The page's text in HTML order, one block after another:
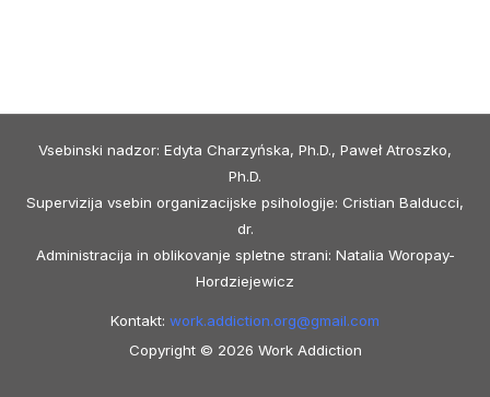
Vsebinski nadzor: Edyta Charzyńska, Ph.D., Paweł Atroszko,
Ph.D.
Supervizija vsebin organizacijske psihologije: Cristian Balducci,
dr.
Administracija in oblikovanje spletne strani: Natalia Woropay-
Hordziejewicz
Kontakt: work.addiction.org@gmail.com
Copyright © 2026 Work Addiction